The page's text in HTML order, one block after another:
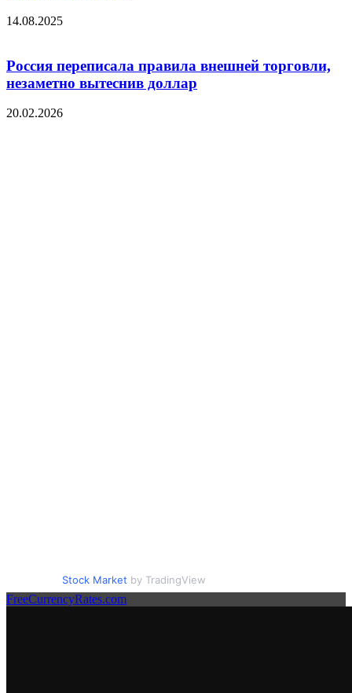
14.08.2025
Россия переписала правила внешней торговли,
незаметно вытеснив доллар
20.02.2026
Stock Market by TradingView
FreeCurrencyRates.com